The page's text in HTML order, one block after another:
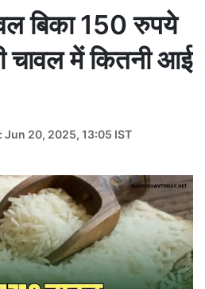
बिका 150 रुपये
चावल में कितनी आई
Jun 20, 2025, 13:05 IST